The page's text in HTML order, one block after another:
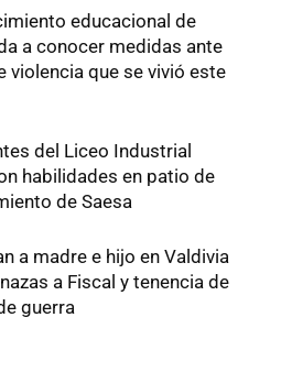
educacional de
a conocer medidas ante
violencia que se vivió este
del Liceo Industrial
habilidades en patio de
de Saesa
a madre e hijo en Valdivia
a Fiscal y tenencia de
guerra